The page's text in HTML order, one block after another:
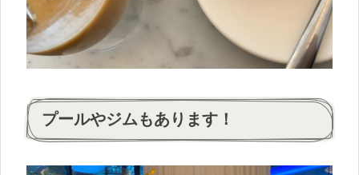
プールやジムもあります！